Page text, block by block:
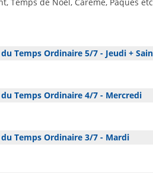
Temps Ordinaire 5/7 - Jeudi +
Temps Ordinaire 4/7 - Mercredi
Temps Ordinaire 3/7 - Mardi